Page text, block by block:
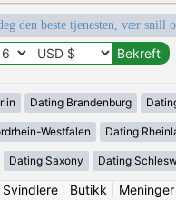
den beste tjenesten, vær snill
Dating Brandenburg
Westfalen Dating
Dating Saxony Dating
Svindlere| Butikk Meninger